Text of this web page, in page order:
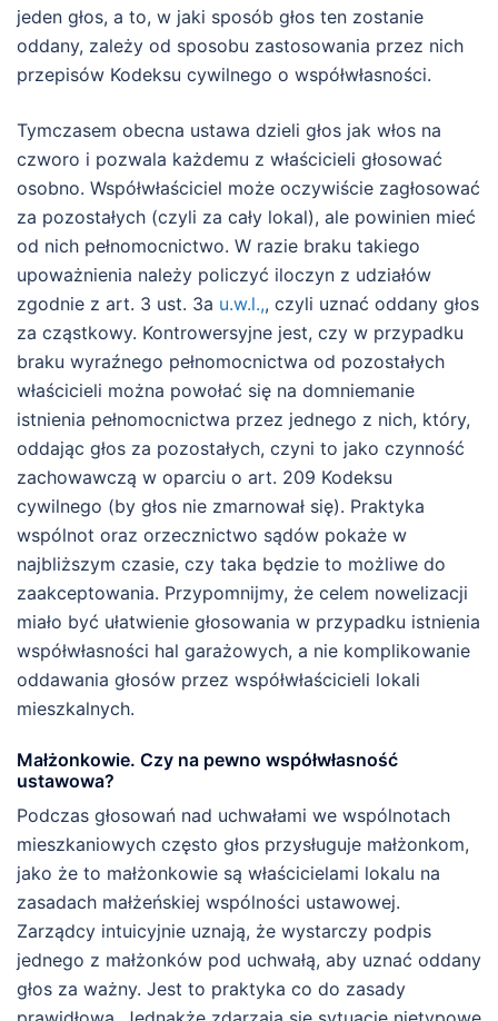
jeden głos, a to, w jaki sposób głos ten zostanie
oddany, zależy od sposobu zastosowania przez nich
przepisów Kodeksu cywilnego o współwłasności.
Tymczasem obecna ustawa dzieli głos jak włos na
czworo i pozwala każdemu z właścicieli głosować
osobno. Współwłaściciel może oczywiście zagłosować
za pozostałych (czyli za cały lokal), ale powinien mieć
od nich pełnomocnictwo. W razie braku takiego
upoważnienia należy policzyć iloczyn z udziałów
zgodnie z art. 3 ust. 3a u.w.l.,, czyli uznać oddany głos
za cząstkowy. Kontrowersyjne jest, czy w przypadku
braku wyraźnego pełnomocnictwa od pozostałych
właścicieli można powołać się na domniemanie
istnienia pełnomocnictwa przez jednego z nich, który,
oddając głos za pozostałych, czyni to jako czynność
zachowawczą w oparciu o art. 209 Kodeksu
cywilnego (by głos nie zmarnował się). Praktyka
wspólnot oraz orzecznictwo sądów pokaże w
najbliższym czasie, czy taka będzie to możliwe do
zaakceptowania. Przypomnijmy, że celem nowelizacji
miało być ułatwienie głosowania w przypadku istnienia
współwłasności hal garażowych, a nie komplikowanie
oddawania głosów przez współwłaścicieli lokali
mieszkalnych.
Małżonkowie. Czy na pewno współwłasność
ustawowa?
Podczas głosowań nad uchwałami we wspólnotach
mieszkaniowych często głos przysługuje małżonkom,
jako że to małżonkowie są właścicielami lokalu na
zasadach małżeńskiej wspólności ustawowej.
Zarządcy intuicyjnie uznają, że wystarczy podpis
jednego z małżonków pod uchwałą, aby uznać oddany
głos za ważny. Jest to praktyka co do zasady